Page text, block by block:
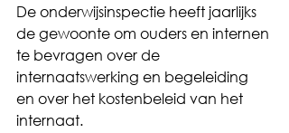
De onderwijsinspectie heeft jaarlijks
de gewoonte om ouders en internen
te bevragen over de
internaatswerking en begeleiding
en over het kostenbeleid van het
internaat.